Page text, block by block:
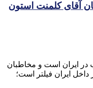
آقای کلمنت استون
در ایران است و مخاطبان
ایران فیلتر است؛